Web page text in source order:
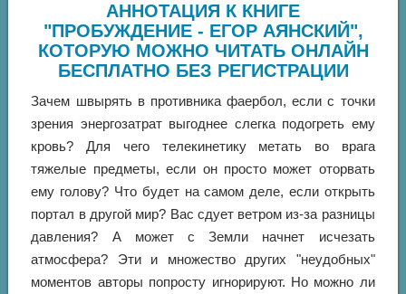
АННОТАЦИЯ К КНИГЕ
"ПРОБУЖДЕНИЕ - ЕГОР АЯНСКИЙ",
КОТОРУЮ МОЖНО ЧИТАТЬ ОНЛАЙН
БЕСПЛАТНО БЕЗ РЕГИСТРАЦИИ
Зачем швырять в противника фаербол, если с точки
зрения энергозатрат выгоднее слегка подогреть ему
кровь? Для чего телекинетику метать во врага
тяжелые предметы, если он просто может оторвать
ему голову? Что будет на самом деле, если открыть
портал в другой мир? Вас сдует ветром из-за разницы
давления? А может с Земли начнет исчезать
атмосфера? Эти и множество других "неудобных"
моментов авторы попросту игнорируют. Но можно ли